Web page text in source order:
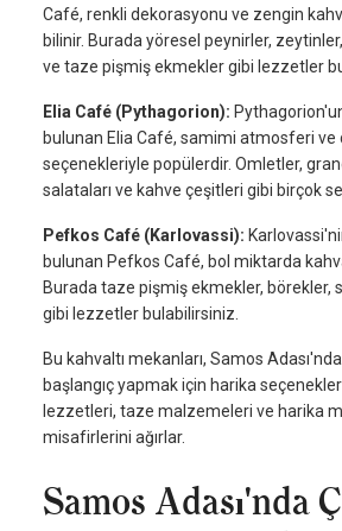
Café, renkli dekorasyonu ve zengin
bilinir. Burada yöresel peynirler,
ve taze pişmiş ekmekler gibi lezzetler
Elia Café (Pythagorion):
bulunan Elia Café, samimi atmosferi ve
seçenekleriyle popülerdir. Omletler,
salataları ve kahve çeşitleri gibi birçok
Pefkos Café (Karlovassi):
bulunan Pefkos Café, bol miktarda
Burada taze pişmiş ekmekler, börekler,
gibi lezzetler bulabilirsiniz.
Bu kahvaltı mekanları, Samos
başlangıç yapmak için harika
lezzetleri, taze malzemeleri ve harika
misafirlerini ağırlar.
Samos Adası'nda